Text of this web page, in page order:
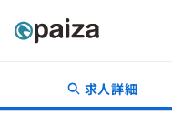
転職・キャリア求人詳細